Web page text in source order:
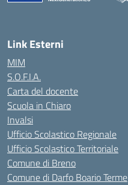
Link Esterni
MIM
S.O.F.I.A.
Carta del docente
Scuola in Chiaro
Invalsi
Ufficio Scolastico Regionale
Ufficio Scolastico Territoriale
Comune di Breno
Comune di Darfo Boario Terme